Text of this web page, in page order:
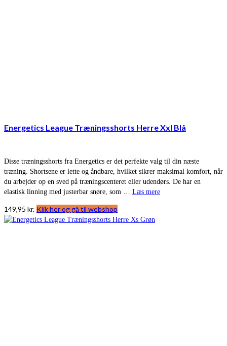
Energetics League Træningsshorts Herre Xxl Blå
Disse træningsshorts fra Energetics er det perfekte valg til din næste
træning. Shortsene er lette og åndbare, hvilket sikrer maksimal komfort, når
du arbejder op en sved på træningscenteret eller udendørs. De har en
elastisk linning med justerbar snøre, som … Læs mere
149,95 kr. Klik her og gå til webshop